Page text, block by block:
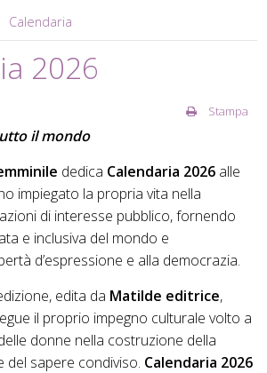
Calendaria
2026
Stampa
il mondo
dedica Calendaria 2026 alle
impiegato la propria vita nella
di interesse pubblico, fornendo
e inclusiva del mondo e
d’espressione e alla democrazia.
edita da Matilde editrice,
il proprio impegno culturale volto a
donne nella costruzione della
del sapere condiviso. Calendaria 2026